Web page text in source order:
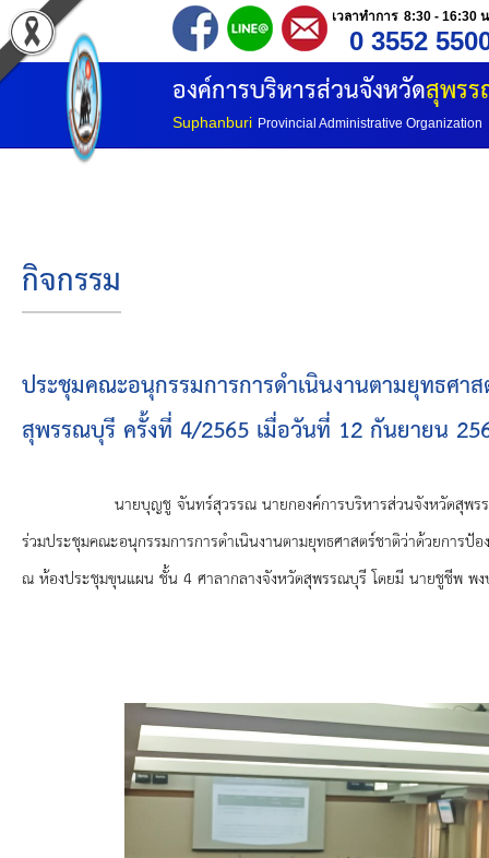
เวลาทำการ 8:30 - 16:30
0 3552
องค์การบริหารส่วนจังหวัดสุพร
Suphanburi Provincial Administrative Organization
หน้าแรก
ประวัติ อบจ
โครงสร้างองค์กร
โครงสร้างการแบ่งส่วนราชการ
วิสัยทัศน์
ยุทธศาสตร์การพัฒนา
ประวัตินายก
ข่าวประชาสัมพันธ์
ประกาศจัดซื้อ-จัดจ้าง
กิจกรรม
ประชุมคณะอนุกรรมการการดำเนินงานตามยุทธศ
สุพรรณบุรี ครั้งที่ 4/2565 เมื่อวันที่ 12 กันยายน
นายบุญชู จันทร์สุวรรณ นายกองค์การบริหารส่วนจังหวัดสุพรรณบุรี
ร่วมประชุมคณะอนุกรรมการการดำเนินงานตามยุทธศาสตร์ชาติว่าด้วยกา
ณ ห้องประชุมขุนแผน ชั้น 4 ศาลากลางจังหวัดสุพรรณบุรี โดยมี นายชูชีพ พ